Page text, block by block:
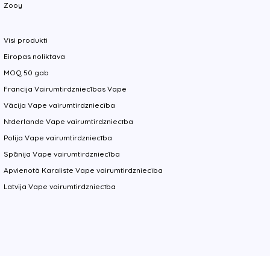
Zooy
Visi produkti
Eiropas noliktava
MOQ 50 gab
Francija Vairumtirdzniecības Vape
Vācija Vape vairumtirdzniecība
Nīderlande Vape vairumtirdzniecība
Polija Vape vairumtirdzniecība
Spānija Vape vairumtirdzniecība
Apvienotā Karaliste Vape vairumtirdzniecība
Latvija Vape vairumtirdzniecība